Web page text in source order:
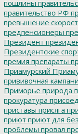
пошлины
правительство РФ
превышение
предпенсионеры
Президент
Президентские
премия препараты
Приамурский
прививочная
Приморье природа
прокуратура
приставы присяга
приют приют для
проблемы провал